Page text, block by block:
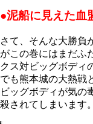
●泥船に見えた血
さて、そんな大勝負
がこの巻にはまだふ
クス対ビッグボディ
でも熊本城の大熱戦
ビッグボディが気の
殺されてしまいます。